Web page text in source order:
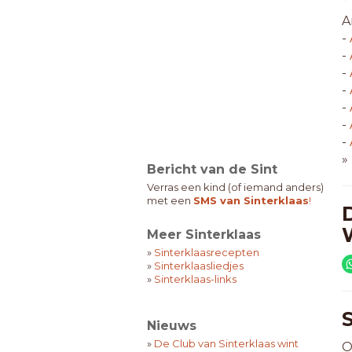
Bericht van de Sint
Verras een kind (of iemand anders)
met een SMS van Sinterklaas!
Meer Sinterklaas
» Sinterklaasrecepten
» Sinterklaasliedjes
» Sinterklaas-links
Nieuws
» De Club van Sinterklaas wint
-
-
-
-
-
-
-
»